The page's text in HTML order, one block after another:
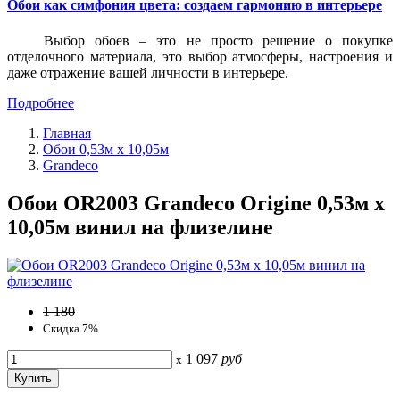
Обои как симфония цвета: создаем гармонию в интерьере
Выбор обоев – это не просто решение о покупке
отделочного материала, это выбор атмосферы, настроения и
даже отражение вашей личности в интерьере.
Подробнее
Главная
Обои 0,53м x 10,05м
Grandeco
Обои OR2003 Grandeco Origine 0,53м x
10,05м винил на флизелине
1 180
Скидка 7%
x 1 097 руб